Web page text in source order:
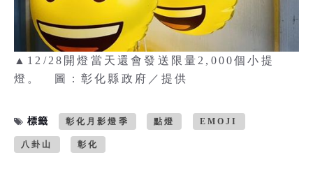
▲12/28開燈當天還會發送限量2,000個小提
燈。 圖：彰化縣政府／提供
標籤 彰化月影燈季 點燈 EMOJI
八卦山 彰化